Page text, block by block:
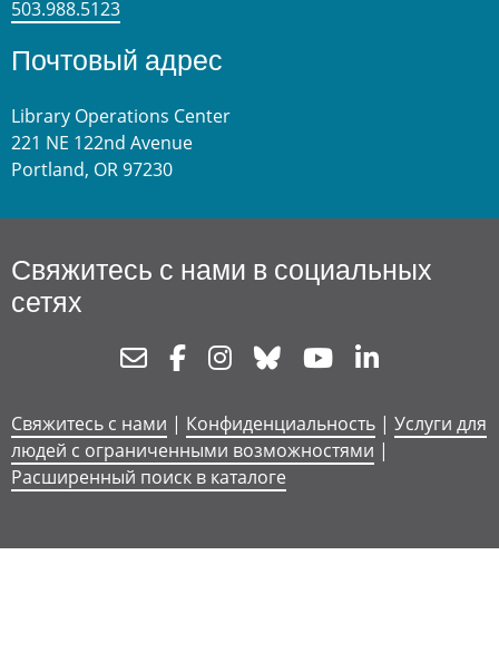
503.988.5123
Почтовый адрес
Library Operations Center
221 NE 122nd Avenue
Portland, OR 97230
Свяжитесь с нами в социальных
сетях
NewsletterFacebookInstagram
Bluesky Youtube
Свяжитесь с нами | Конфиденциальность | Услуги для
людей с ограниченными возможностями |
Расширенный поиск в каталоге